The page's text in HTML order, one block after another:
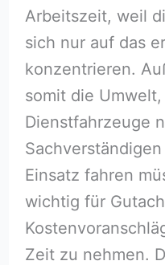
Arbeitszeit, weil
sich nur auf das
konzentrieren.
somit die
Dienstfahrzeuge
Einsatz fahren
wichtig für
Zeit zu nehmen.